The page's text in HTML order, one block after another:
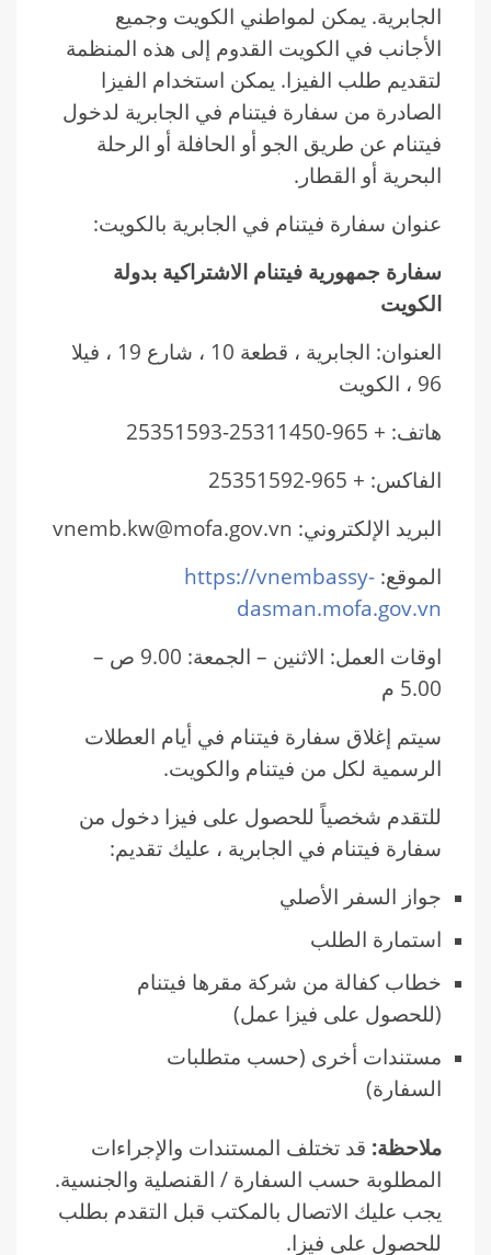
الجابرية. يمكن لمواطني الكويت وجميع
الأجانب في الكويت القدوم إلى هذه المنظمة
لتقديم طلب الفيزا. يمكن استخدام الفيزا
الصادرة من سفارة فيتنام في الجابرية لدخول
فيتنام عن طريق الجو أو الحافلة أو الرحلة
البحرية أو القطار.
عنوان سفارة فيتنام في الجابرية بالكويت:
سفارة جمهورية فيتنام الاشتراكية بدولة
الكويت
العنوان: الجابرية ، قطعة 10 ، شارع 19 ، فيلا
96 ، الكويت
هاتف: + 965-25311450-25351593
الفاكس: + 965-25351592
البريد الإلكتروني: vnemb.kw@mofa.gov.vn
الموقع: https://vnembassy-
dasman.mofa.gov.vn
اوقات العمل: الاثنين – الجمعة: 9.00 ص –
5.00 م
سيتم إغلاق سفارة فيتنام في أيام العطلات
الرسمية لكل من فيتنام والكويت.
للتقدم شخصياً للحصول على فيزا دخول من
سفارة فيتنام في الجابرية ، عليك تقديم:
جواز السفر الأصلي
استمارة الطلب
خطاب كفالة من شركة مقرها فيتنام
(للحصول على فيزا عمل)
مستندات أخرى (حسب متطلبات
السفارة)
ملاحظة: قد تختلف المستندات والإجراءات
المطلوبة حسب السفارة / القنصلية والجنسية.
يجب عليك الاتصال بالمكتب قبل التقدم بطلب
للحصول على فيزا.